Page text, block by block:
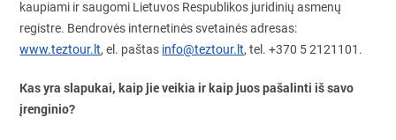
kaupiami ir saugomi Lietuvos Respublikos juridinių asmenų
registre. Bendrovės internetinės svetainės adresas:
www.teztour.lt, el. paštas info@teztour.lt, tel. +370 5 2121101.
Kas yra slapukai, kaip jie veikia ir kaip juos pašalinti iš savo
įrenginio?